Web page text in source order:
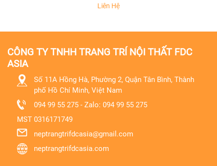
Liên Hệ
CÔNG TY TNHH TRANG TRÍ NỘI THẤT FDC
ASIA
Số 11A Hồng Hà, Phường 2, Quận Tân Bình, Thành
phố Hồ Chí Minh, Việt Nam
094 99 55 275 - Zalo: 094 99 55 275
MST 0316171749
neptrangtrifdcasia@gmail.com
neptrangtrifdcasia.com